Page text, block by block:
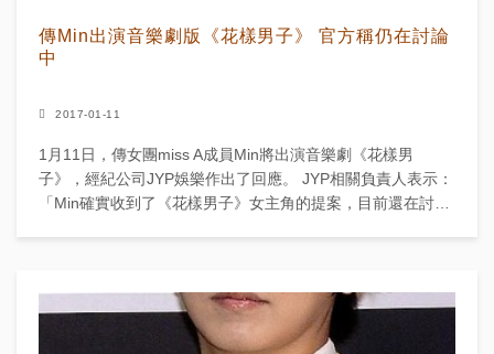
傳Min出演音樂劇版《花樣男子》 官方稱仍在討論
中
2017-01-11
1月11日，傳女團miss A成員Min將出演音樂劇《花樣男
子》，經紀公司JYP娛樂作出了回應。 JYP相關負責人表示：
「Min確實收到了《花樣男子》女主角的提案，目前還在討論